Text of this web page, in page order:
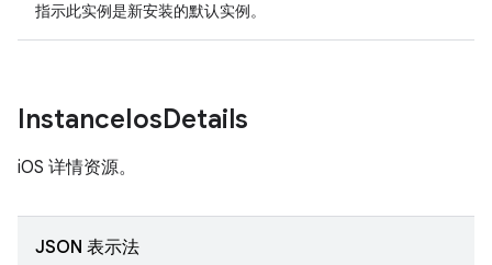
指示此实例是新安装的默认实例。
InstanceIosDetails
iOS 详情资源。
JSON 表示法